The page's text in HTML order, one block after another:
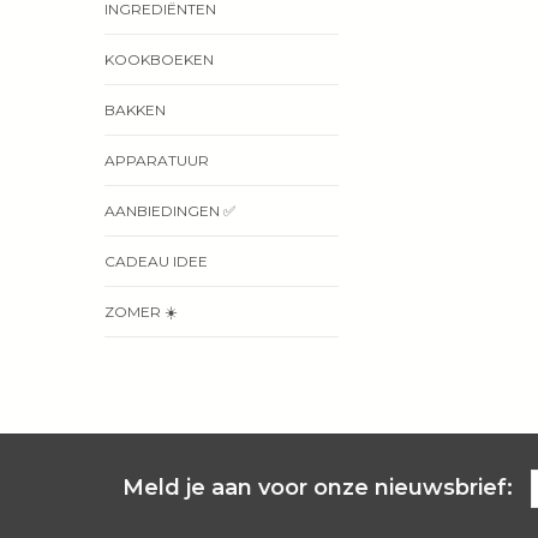
INGREDIËNTEN
KOOKBOEKEN
BAKKEN
APPARATUUR
AANBIEDINGEN ✅
CADEAU IDEE
ZOMER ☀️
Meld je aan voor onze nieuwsbrief: